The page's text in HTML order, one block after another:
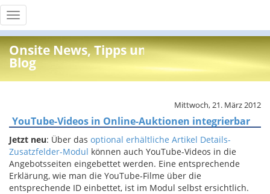
Toggle
navigation
Onsite News, Tipps und Info
Blog
Mittwoch, 21. März 2012
YouTube-Videos in Online-Auktionen integrierbar
Jetzt neu: Über das optional erhältliche Artikel Details-
Zusatzfelder-Modul können auch YouTube-Videos in die
Angebotsseiten eingebettet werden. Eine entsprechende
Erklärung, wie man die YouTube-Filme über die
entsprechende ID einbettet, ist im Modul selbst ersichtlich.